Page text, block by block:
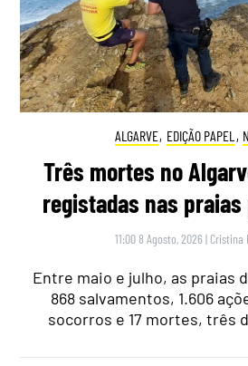
ALGARVE, EDIÇÃO PAPEL ,
Três mortes no
registadas nas
11:00 8 Agosto, 2026 | Cristina
Entre maio e julho, as praias
868 salvamentos, 1.606
socorros e 17 mortes, três